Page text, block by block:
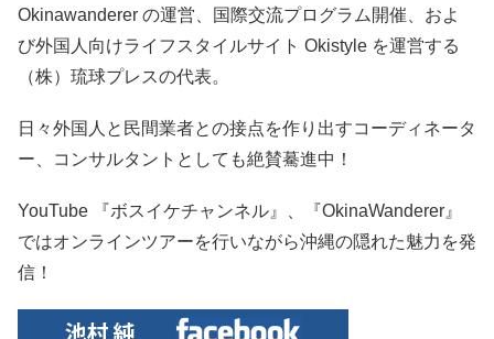
Okinawanderer の運営、国際交流プログラム開催、およ
び外国人向けライフスタイルサイト Okistyle を運営する
（株）琉球プレスの代表。
日々外国人と民間業者との接点を作り出すコーディネータ
ー、コンサルタントとしても絶賛驀進中！
YouTube 『ボスイケチャンネル』、『OkinaWanderer』
ではオンラインツアーを行いながら沖縄の隠れた魅力を発
信！